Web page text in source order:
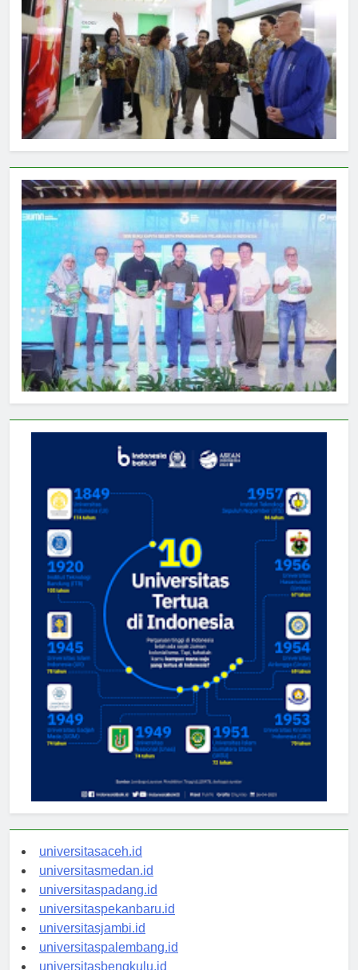
universitasaceh.id
universitasmedan.id
universitaspadang.id
universitaspekanbaru.id
universitasjambi.id
universitaspalembang.id